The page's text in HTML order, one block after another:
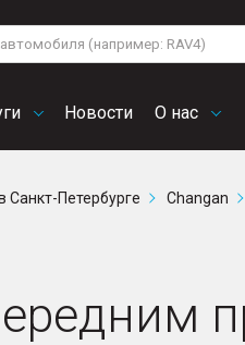
Новости О нас
Volkswagen
Audi
Санкт-Петербурге Changan